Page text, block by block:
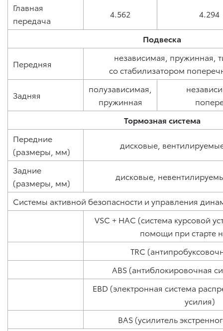
Главная
передача
4.562 4.294
Подвеска
Передняя
независимая, пружинная,
со стабилизатором
Задняя
полузависимая,
пружинная
Тормозная система
Передние
(размеры, мм)
дисковые,
Задние
(размеры, мм)
дисковые,
Системы активной безопасности и управления
VSC + HAC (система курсовой
помощи при старте
TRC
ABS (антиблокировочная
EBD (электронная система
усилия)
BAS (усилитель